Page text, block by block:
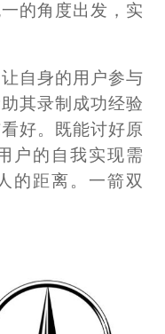
的角度出发，实
自身的用户参与
其录制成功经验
好。既能讨好原
户的自我实现需
的距离。一箭双